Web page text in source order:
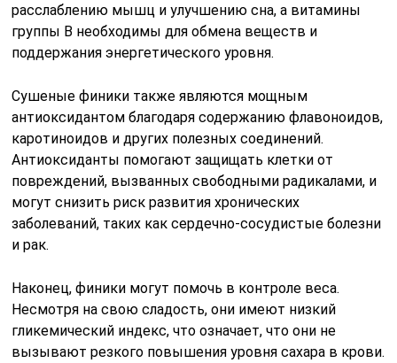
расслаблению мышц и улучшению сна, а витамины
группы B необходимы для обмена веществ и
поддержания энергетического уровня.
Сушеные финики также являются мощным
антиоксидантом благодаря содержанию флавоноидов,
каротиноидов и других полезных соединений.
Антиоксиданты помогают защищать клетки от
повреждений, вызванных свободными радикалами, и
могут снизить риск развития хронических
заболеваний, таких как сердечно-сосудистые болезни
и рак.
Наконец, финики могут помочь в контроле веса.
Несмотря на свою сладость, они имеют низкий
гликемический индекс, что означает, что они не
вызывают резкого повышения уровня сахара в крови.